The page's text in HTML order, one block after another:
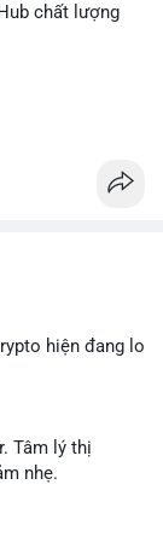
chất lượng
hiện đang lo
Tâm lý thị
nhẹ.